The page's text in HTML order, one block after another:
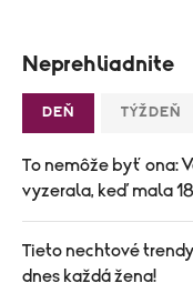
Neprehliadnite
DEŇ TÝŽDEŇ
To nemôže byť ona:
vyzerala, keď mala
Tieto nechtové
dnes každá žena!